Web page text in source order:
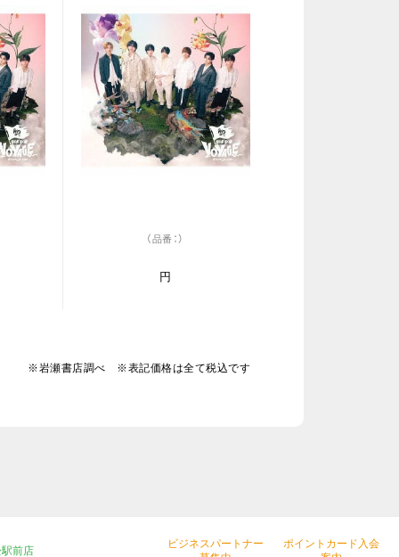
（品番：）
円
※岩瀬書店調べ ※表記価格は全て税込です
前店
ビジネスパートナー
ポイントカード入会